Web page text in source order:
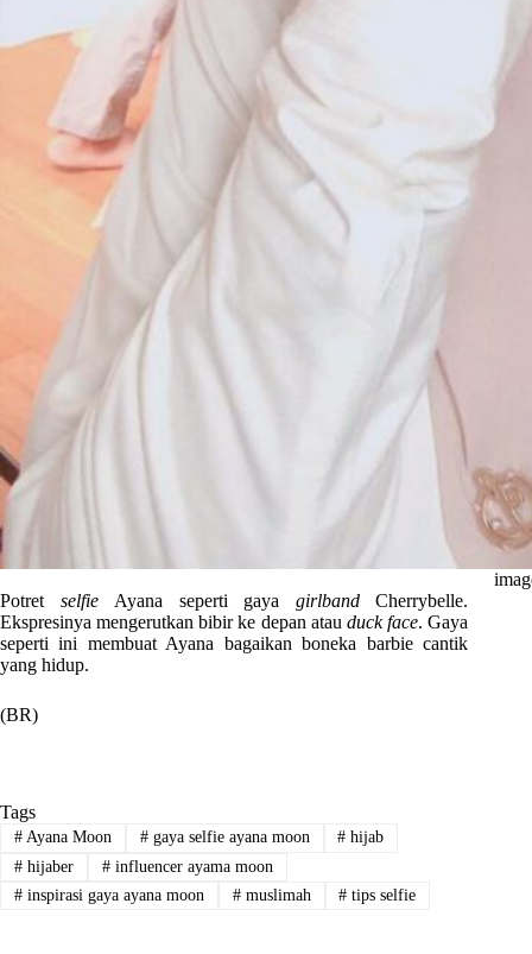
Potret selfie Ayana seperti gaya girlbandCherrybelle.
Ekspresinya mengerutkan bibir ke depan atau duck face. Gaya
seperti ini membuat Ayana bagaikan boneka barbie cantik
yang hidup.
(BR)
Tags
#Ayana Moon #gaya selfie ayana moon # hijab
#hijaber #influencer ayama moon
#inspirasi gaya ayana moon #muslimah # tips selfie